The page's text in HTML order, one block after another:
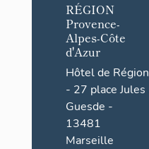
RÉGION
Provence-
Alpes-Côte
d'Azur
Hôtel de Région
- 27 place Jules
Guesde -
13481
Marseille